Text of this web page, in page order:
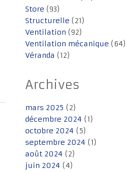
Store (93)
Structurelle (21)
Ventilation (92)
Ventilation mécanique (64)
Véranda (12)
Archives
mars 2025 (2)
décembre 2024 (1)
octobre 2024 (5)
septembre 2024 (1)
août 2024 (2)
juin 2024 (4)